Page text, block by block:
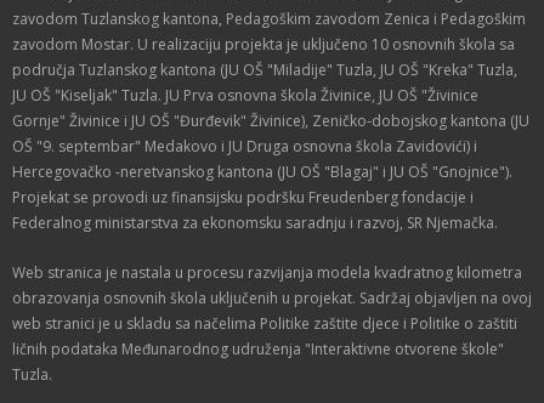
zavodom Tuzlanskog kantona, Pedagoškim zavodom Zenica i Pedagoškim
zavodom Mostar. U realizaciju projekta je uključeno 10 osnovnih škola sa
područja Tuzlanskog kantona (JU OŠ "Miladije" Tuzla, JU OŠ "Kreka" Tuzla,
JU OŠ "Kiseljak" Tuzla. JU Prva osnovna škola Živinice, JU OŠ "Živinice
Gornje" Živinice i JU OŠ "Đurđevik" Živinice), Zeničko-dobojskog kantona (JU
OŠ "9. septembar" Medakovo i JU Druga osnovna škola Zavidovići) i
Hercegovačko -neretvanskog kantona (JU OŠ "Blagaj" i JU OŠ "Gnojnice").
Projekat se provodi uz finansijsku podršku Freudenberg fondacije i
Federalnog ministarstva za ekonomsku saradnju i razvoj, SR Njemačka.
Web stranica je nastala u procesu razvijanja modela kvadratnog kilometra
obrazovanja osnovnih škola uključenih u projekat. Sadržaj objavljen na ovoj
web stranici je u skladu sa načelima Politike zaštite djece i Politike o zaštiti
ličnih podataka Međunarodnog udruženja "Interaktivne otvorene škole"
Tuzla.